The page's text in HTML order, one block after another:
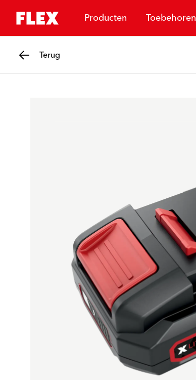
Producten Toebehoren
Terug